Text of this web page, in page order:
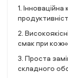
1.
2.
смак при
3. Проста
складного